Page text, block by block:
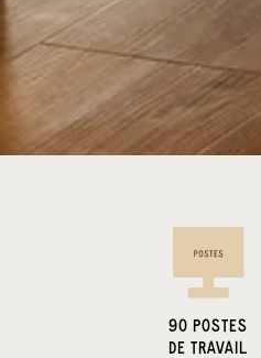
90 POSTES
DE TRAVAIL